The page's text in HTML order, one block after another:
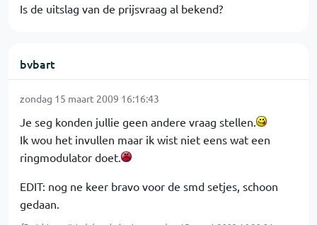
Is de uitslag van de prijsvraag al bekend?
bvbart
zondag 15 maart 2009 16:16:43
Je seg konden jullie geen andere vraag stellen.
Ik wou het invullen maar ik wist niet eens wat een
ringmodulator doet.
EDIT: nog ne keer bravo voor de smd setjes, schoon
gedaan.